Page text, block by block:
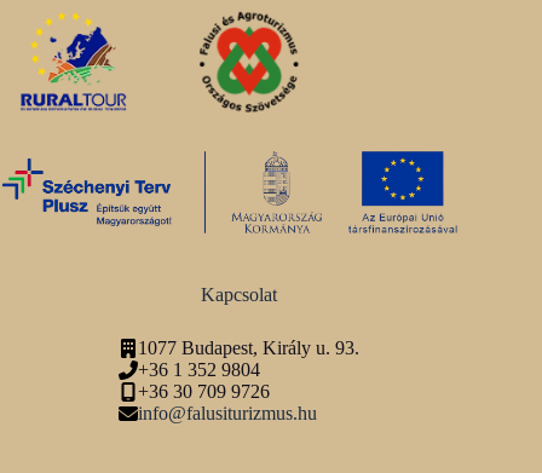
Kapcsolat
1077 Budapest, Király u. 93.
+36 1 352 9804
+36 30 709 9726
info@falusiturizmus.hu